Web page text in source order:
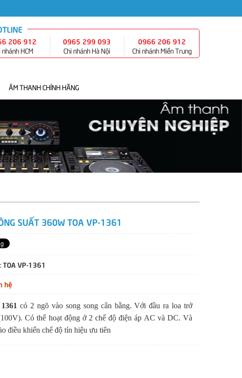
206 912
nhánh HCM
0965 299 093
Chi nhánh Hà Nội
0966 206 912
Chi nhánh Miền Trung
ÂM THANH CHÍNH HÃNG
SUẤT 360W TOA VP-1361
TOA VP-1361
hệ
có 2 ngõ vào song song cân bằng. Với đầu ra loa trở
Có thể hoạt động ở 2 chế độ điện áp AC và DC. Và
điều khiển chế độ tín hiệu ưu tiên